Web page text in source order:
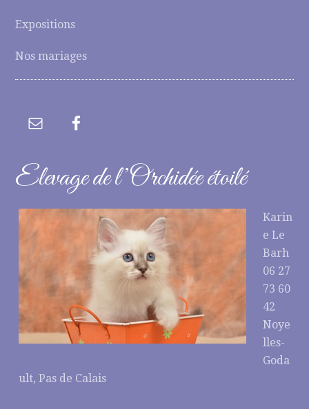
Expositions
Nos mariages
Elevage de l’Orchidée étoilé
Karin
e Le
Barh
06 27
73 60
42
Noye
lles-
Goda
ult, Pas de Calais